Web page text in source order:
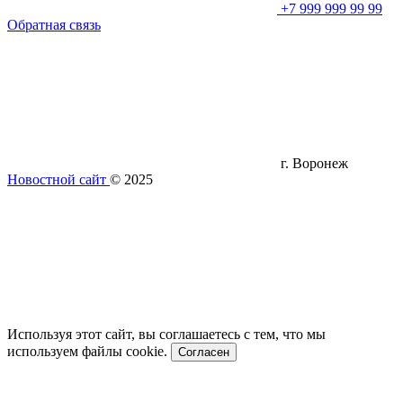
+7 999 999 99 99
Обратная связь
г. Воронеж
Новостной сайт © 2025
Используя этот сайт, вы соглашаетесь с тем, что мы
используем файлы cookie.
Согласен